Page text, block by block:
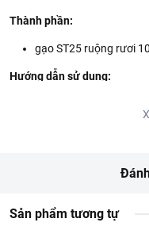
Thành phần:
gạo ST25 ruộng rươi
Hướng dẫn sử dụng:
vừa nước theo tỉ lệ 1
Dùng cơm khi nóng sẽ
Hướng dẫn bảo quản:
mở túi, bảo quản trong thùng
Sản phẩm tương tự